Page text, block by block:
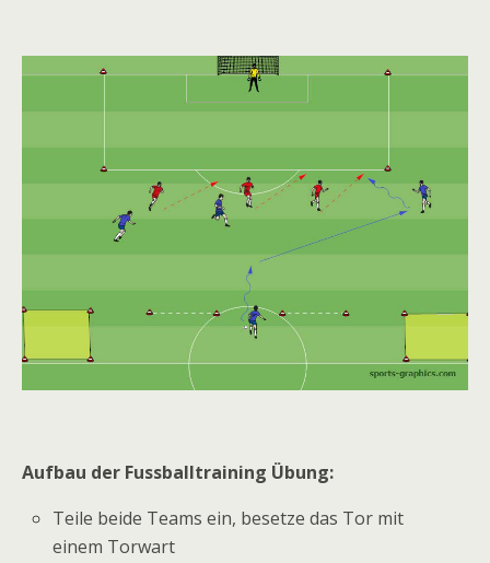
Aufbau der Fussballtraining Übung:
Teile beide Teams ein, besetze das Tor mit
einem Torwart